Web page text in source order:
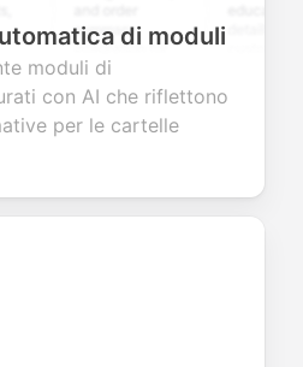
summary
integration for
smooth e-
commerce
transactions.
details, and
custom
efficient
di moduli
moduli di
con AI che riflettono
per le cartelle